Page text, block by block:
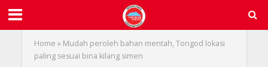
Home » Mudah peroleh bahan mentah, Tongod lokasi
paling sesuai bina kilang simen